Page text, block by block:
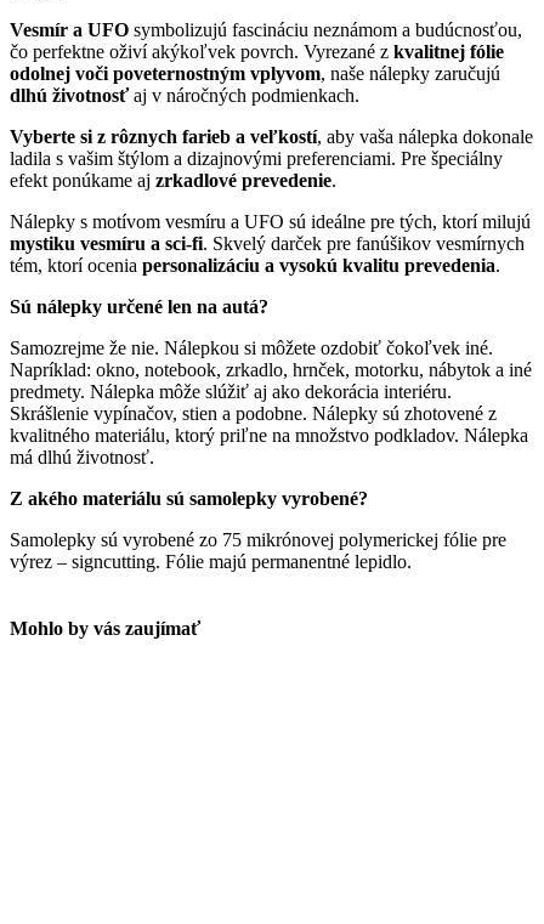
Vesmír a UFO symbolizujú fascináciu neznámom a budúcnosťou,
čo perfektne oživí akýkoľvek povrch. Vyrezané z kvalitnej fólie
odolnej voči poveternostným vplyvom, naše nálepky zaručujú
dlhú životnosťaj v náročných podmienkach.
Vyberte si z rôznych farieb a veľkostí, aby vaša nálepka dokonale
ladila s vašim štýlom a dizajnovými preferenciami. Pre špeciálny
efekt ponúkame aj zrkadlové prevedenie.
Nálepky s motívom vesmíru a UFO sú ideálne pre tých, ktorí milujú
mystiku vesmíru a sci-fi. Skvelý darček pre fanúšikov vesmírnych
tém, ktorí ocenia personalizáciu a vysokú kvalitu prevedenia.
Sú nálepky určené len na autá?
Samozrejme že nie. Nálepkou si môžete ozdobiť čokoľvek iné.
Napríklad: okno, notebook, zrkadlo, hrnček, motorku, nábytok a iné
predmety. Nálepka môže slúžiť aj ako dekorácia interiéru.
Skrášlenie vypínačov, stien a podobne. Nálepky sú zhotovené z
kvalitného materiálu, ktorý priľne na množstvo podkladov. Nálepka
má dlhú životnosť.
Z akého materiálu sú samolepky vyrobené?
Samolepky sú vyrobené zo 75 mikrónovej polymerickej fólie pre
výrez – signcutting. Fólie majú permanentné lepidlo.
Mohlo by vás zaujímať